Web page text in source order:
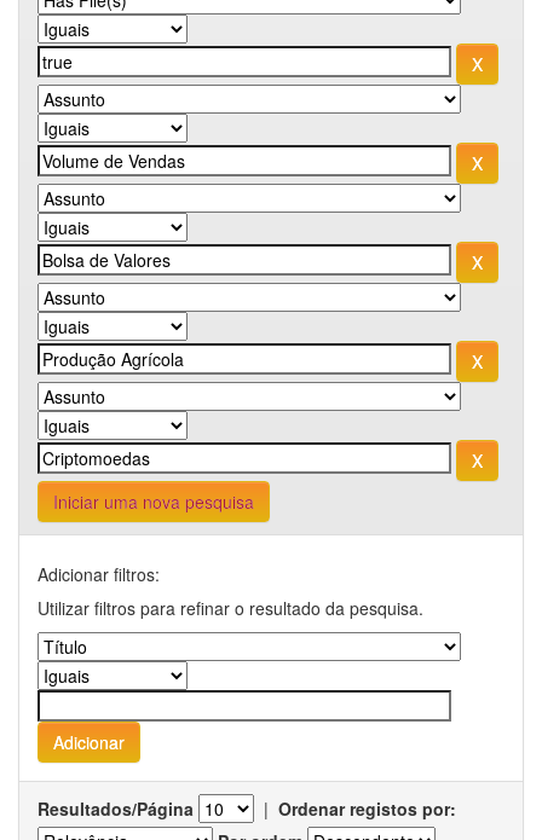
Iniciar uma nova pesquisa
Adicionar filtros:
Utilizar filtros para refinar o resultado da pesquisa.
Resultados/Página | Ordenar registos por: